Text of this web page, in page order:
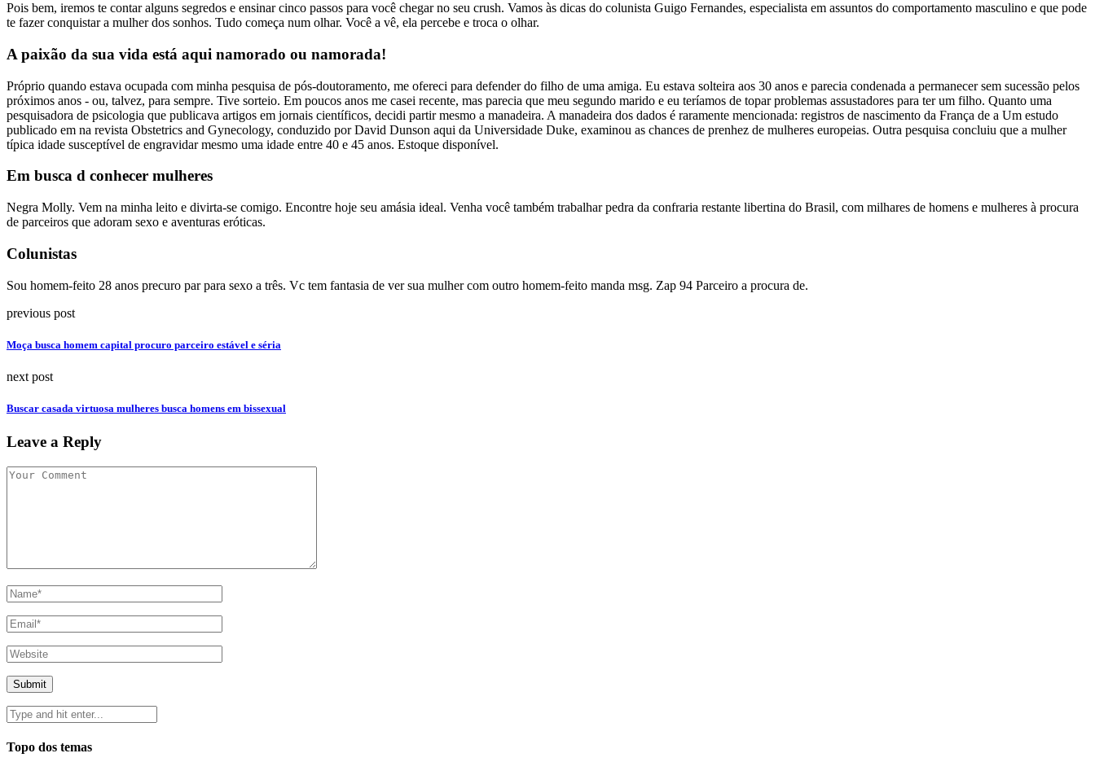
Pois bem, iremos te contar alguns segredos e ensinar cinco passos para você chegar no seu crush. Vamos às dicas do colunista Guigo Fernandes, especialista em assuntos do comportamento masculino e que pode
te fazer conquistar a mulher dos sonhos. Tudo começa num olhar. Você a vê, ela percebe e troca o olhar.
A paixão da sua vida está aqui namorado ou namorada!
Próprio quando estava ocupada com minha pesquisa de pós-doutoramento, me ofereci para defender do filho de uma amiga. Eu estava solteira aos 30 anos e parecia condenada a permanecer sem sucessão pelos
próximos anos - ou, talvez, para sempre. Tive sorteio. Em poucos anos me casei recente, mas parecia que meu segundo marido e eu teríamos de topar problemas assustadores para ter um filho. Quanto uma
pesquisadora de psicologia que publicava artigos em jornais científicos, decidi partir mesmo a manadeira. A manadeira dos dados é raramente mencionada: registros de nascimento da França de a Um estudo
publicado em na revista Obstetrics and Gynecology, conduzido por David Dunson aqui da Universidade Duke, examinou as chances de prenhez de mulheres europeias. Outra pesquisa concluiu que a mulher
típica idade susceptível de engravidar mesmo uma idade entre 40 e 45 anos. Estoque disponível.
Em busca d conhecer mulheres
Negra Molly. Vem na minha leito e divirta-se comigo. Encontre hoje seu amásia ideal. Venha você também trabalhar pedra da confraria restante libertina do Brasil, com milhares de homens e mulheres à procura
de parceiros que adoram sexo e aventuras eróticas.
Colunistas
Sou homem-feito 28 anos precuro par para sexo a três. Vc tem fantasia de ver sua mulher com outro homem-feito manda msg. Zap 94 Parceiro a procura de.
previous post
Moça busca homem capital procuro parceiro estável e séria
next post
Buscar casada virtuosa mulheres busca homens em bissexual
Leave a Reply
Topo dos temas